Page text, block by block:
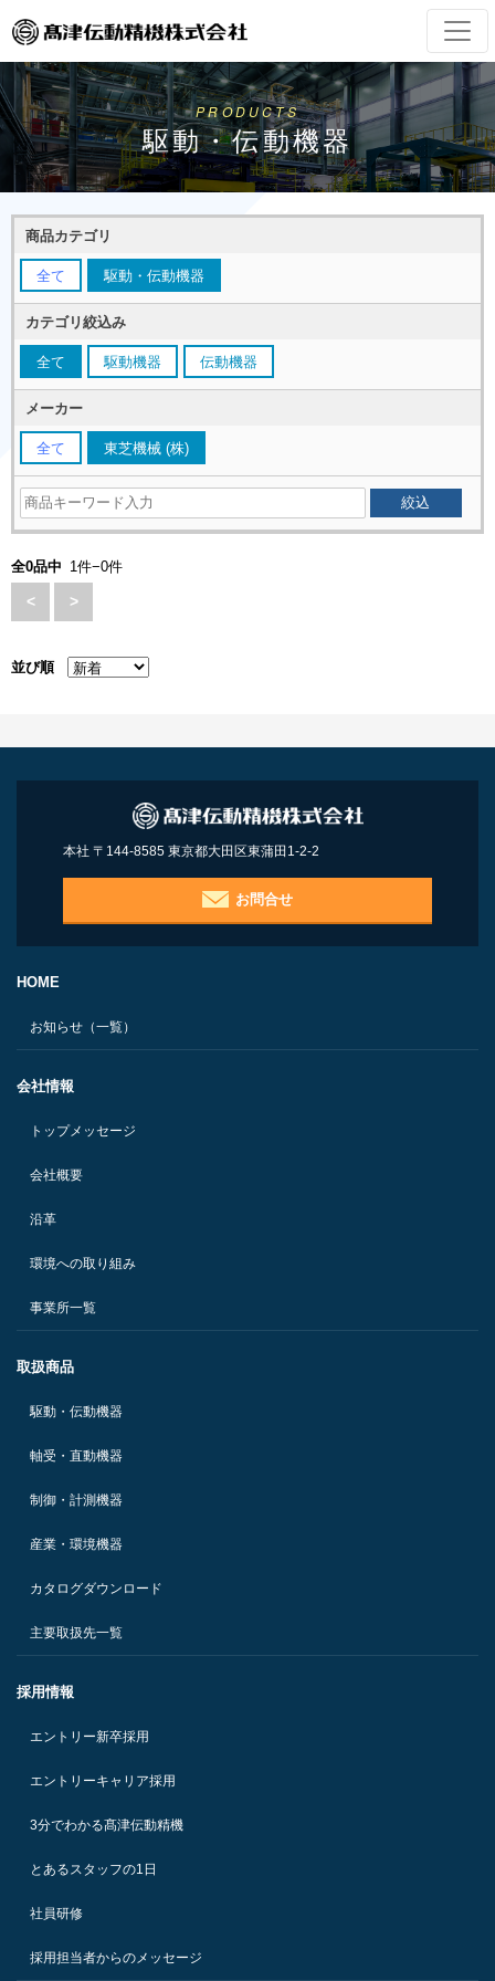
PRODUCTS
駆動・伝動機器
商品カテゴリ
全て 駆動・伝動機器
カテゴリ絞込み
全て 駆動機器 伝動機器
メーカー
全て 東芝機械 (株)
全0品中 1件−0件
< >
並び順
本社 〒144-8585 東京都大田区東蒲田1-2-2
お問合せ
HOME
お知らせ（一覧）
会社情報
トップメッセージ
会社概要
沿革
環境への取り組み
事業所一覧
取扱商品
駆動・伝動機器
軸受・直動機器
制御・計測機器
産業・環境機器
カタログダウンロード
主要取扱先一覧
採用情報
エントリー新卒採用
エントリーキャリア採用
3分でわかる髙津伝動精機
とあるスタッフの1日
社員研修
採用担当者からのメッセージ